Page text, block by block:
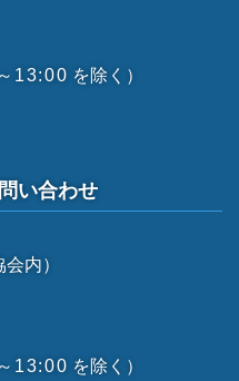
13:00 を除く）
い合わせ
内）
13:00 を除く）